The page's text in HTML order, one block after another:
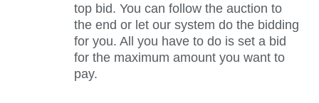
top bid. You can follow the auction to
the end or let our system do the bidding
for you. All you have to do is set a bid
for the maximum amount you want to
pay.